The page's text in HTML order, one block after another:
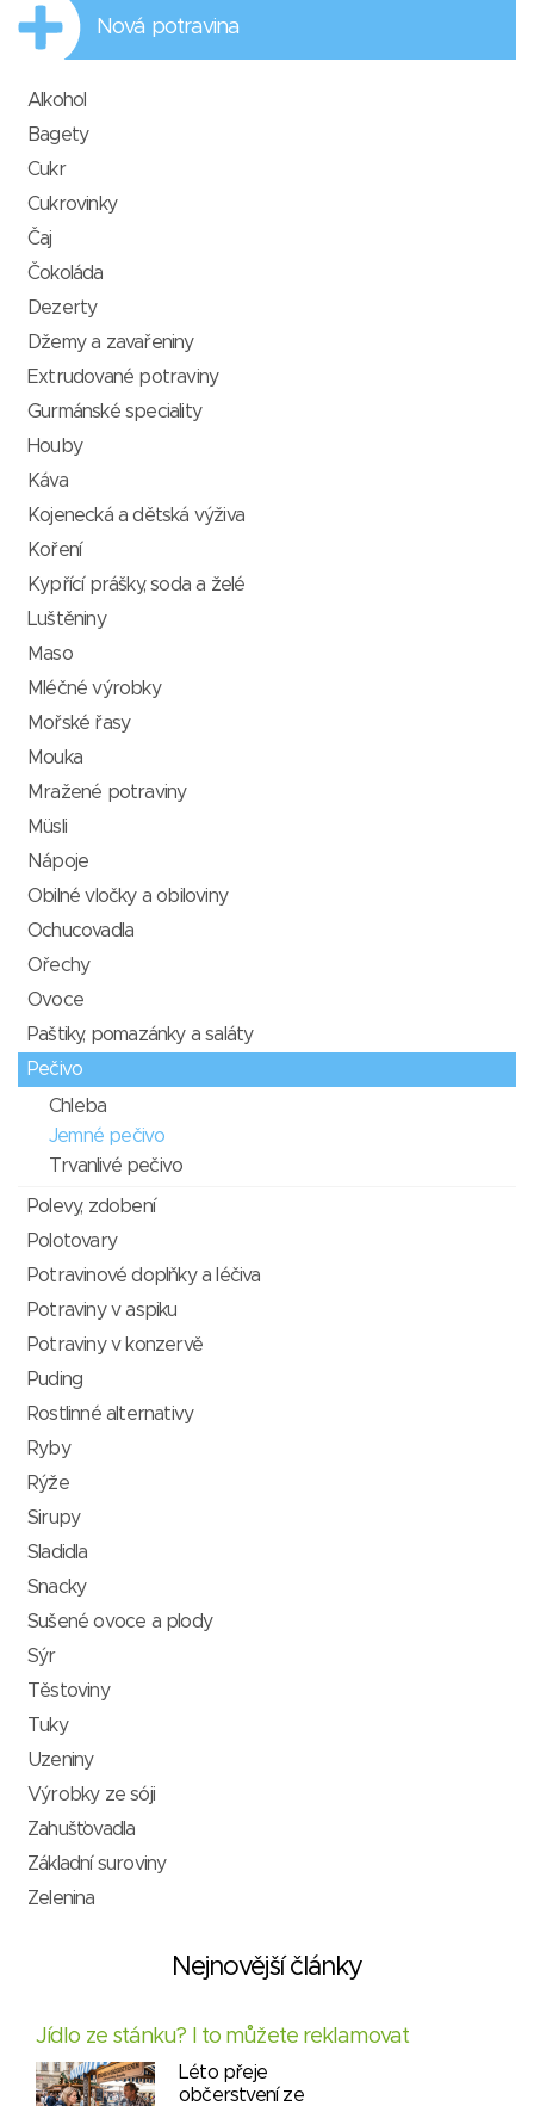
Nová potravina
Alkohol
Bagety
Cukr
Cukrovinky
Čaj
Čokoláda
Dezerty
Džemy a zavařeniny
Extrudované potraviny
Gurmánské speciality
Houby
Káva
Kojenecká a dětská výživa
Koření
Kypřící prášky, soda a želé
Luštěniny
Maso
Mléčné výrobky
Mořské řasy
Mouka
Mražené potraviny
Müsli
Nápoje
Obilné vločky a obiloviny
Ochucovadla
Ořechy
Ovoce
Paštiky, pomazánky a saláty
Pečivo
Chleba
Jemné pečivo
Trvanlivé pečivo
Polevy, zdobení
Polotovary
Potravinové doplňky a léčiva
Potraviny v aspiku
Potraviny v konzervě
Puding
Rostlinné alternativy
Ryby
Rýže
Sirupy
Sladidla
Snacky
Sušené ovoce a plody
Sýr
Těstoviny
Tuky
Uzeniny
Výrobky ze sóji
Zahušťovadla
Základní suroviny
Zelenina
Nejnovější články
Jídlo ze stánku? I to můžete reklamovat
Léto přeje
občerstvení ze